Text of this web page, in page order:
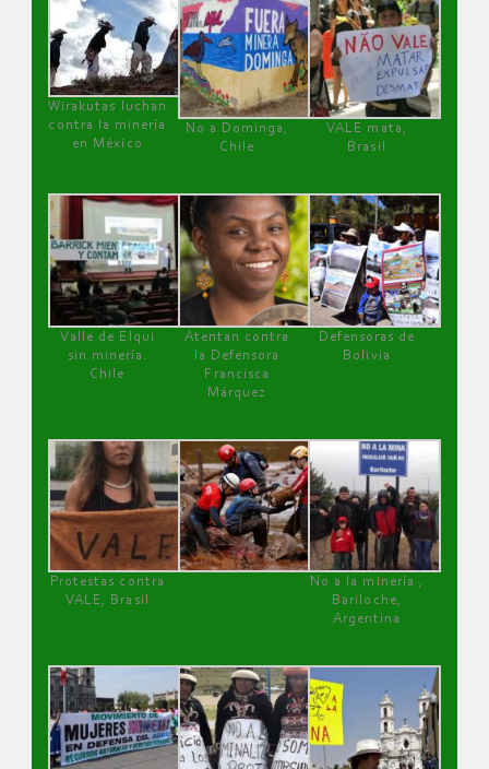
Wirakutas luchan
contra la minería
en México
No a Dominga,
Chile
VALE mata,
Brasil
Valle de Elqui
sin minería.
Chile
Atentan contra
la Defensora
Francisca
Márquez
Defensoras de
Bolivia
Protestas contra
VALE, Brasil
No a la minería ,
Bariloche,
Argentina